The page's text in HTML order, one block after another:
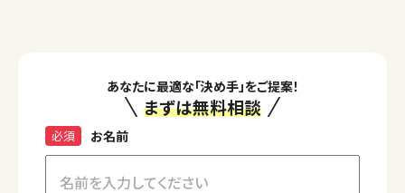
あなたに最適な「決め手」をご提案！
まずは無料相談
お名前
必須